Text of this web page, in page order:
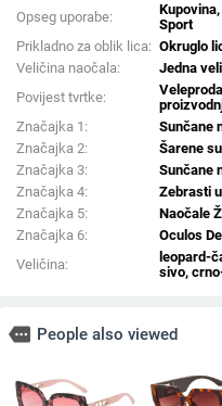
Opseg uporabe:
Sport
Prikladno za oblik lica: Okruglo
Veličina naočala:
Jedna
Povijest tvrtke:
Značajka 1:
Sunčane
Značajka 2:
Šarene
Značajka 3:
Sunčane
Značajka 4:
Zebrasti
Značajka 5:
Naočale
Značajka 6:
Oculos
Veličina:
leopard-
sivo,
more People also viewed